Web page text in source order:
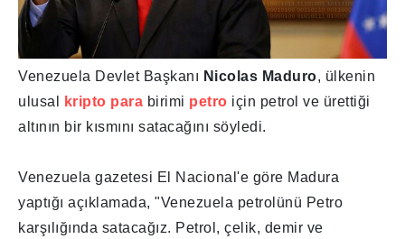
Venezuela Devlet Başkanı Nicolas Maduro, ülkenin
ulusal
kripto para birimi petro için petrol ve ürettiği
altının bir kısmını satacağını söyledi.
Venezuela gazetesi El Nacional'e göre Madura
yaptığı açıklamada, "Venezuela petrolünü Petro
karşılığında satacağız. Petrol, çelik, demir ve